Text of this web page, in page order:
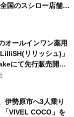
国のスシロー店舗で
ミニカー)付き
れます
オールインワン薬用
リリッシュ)」
にて先行販売開
伊勢原市へ3人乗り
「VIVEL COCO」を